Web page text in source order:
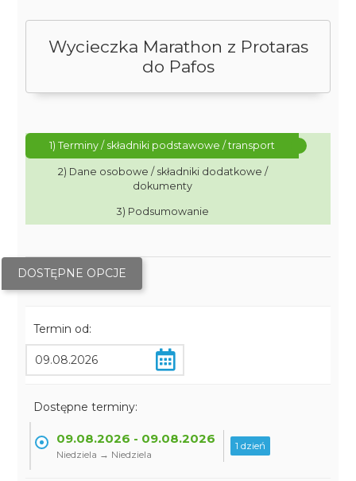
Wycieczka Marathon z Protaras
do Pafos
1) Terminy / składniki podstawowe / transport
2) Dane osobowe / składniki dodatkowe /
dokumenty
3) Podsumowanie
DOSTĘPNE OPCJE
Termin od:
Dostępne terminy:
09.08.2026 - 09.08.2026
Niedziela → Niedziela
1 dzień